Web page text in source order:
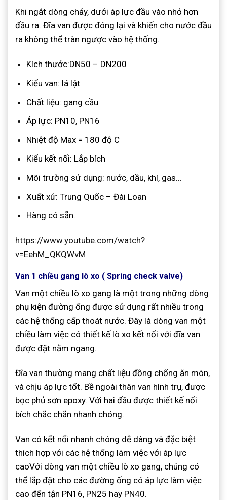
Khi ngắt dòng chảy, dưới áp lực đầu vào nhỏ hơn
đầu ra. Đĩa van được đóng lại và khiến cho nước đầu
ra không thể tràn ngược vào hệ thống.
Kích thước:DN50 – DN200
Kiểu van: lá lật
Chất liệu: gang cầu
Áp lực: PN10, PN16
Nhiệt độ Max = 180 độ C
Kiểu kết nối: Lắp bích
Môi trường sử dụng: nước, dầu, khí, gas…
Xuất xứ: Trung Quốc – Đài Loan
Hàng có sẵn.
https://www.youtube.com/watch?
v=EehM_QKQWvM
Van 1 chiều gang lò xo ( Spring check valve)
Van một chiều lò xo gang là một trong những dòng
phụ kiện đường ống được sử dụng rất nhiều trong
các hệ thống cấp thoát nước. Đây là dòng van một
chiều làm việc có thiết kế lò xo kết nối với đĩa van
được đặt nằm ngang.
Đĩa van thường mang chất liệu đồng chống ăn mòn,
và chịu áp lực tốt. Bề ngoài thân van hình trụ, được
bọc phủ sơn epoxy. Với hai đầu được thiết kế nối
bích chắc chắn nhanh chóng.
Van có kết nối nhanh chóng dễ dàng và đặc biệt
thích hợp với các hệ thống làm việc với áp lực
caoVới dòng van một chiều lò xo gang, chúng có
thể lắp đặt cho các đường ống có áp lực làm việc
cao đến tận PN16, PN25 hay PN40.